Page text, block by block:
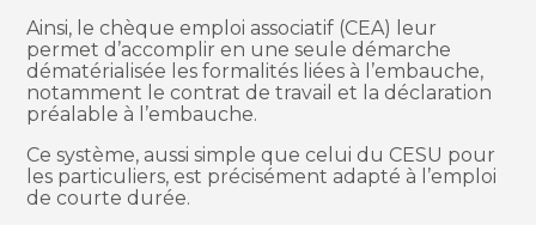
Ainsi, le chèque emploi associatif (CEA) leur
permet d’accomplir en une seule démarche
dématérialisée les formalités liées à l’embauche,
notamment le contrat de travail et la déclaration
préalable à l’embauche.
Ce système, aussi simple que celui du CESU pour
les particuliers, est précisément adapté à l’emploi
de courte durée.